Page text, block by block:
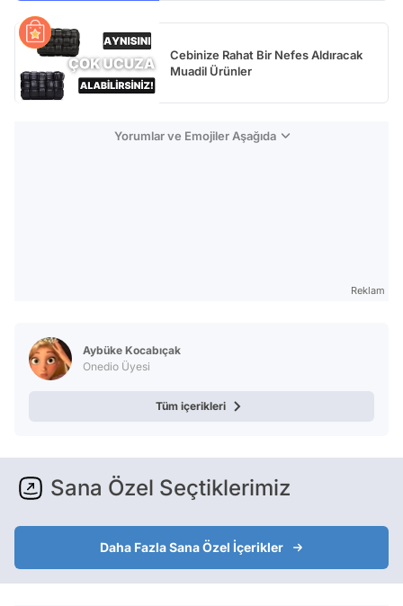
Cebinize Rahat Bir Nefes Aldıracak
Muadil Ürünler
Yorumlar ve Emojiler Aşağıda
Reklam
Aybüke Kocabıçak
Onedio Üyesi
Tüm içerikleri
Sana Özel Seçtiklerimiz
Daha Fazla Sana Özel İçerikler